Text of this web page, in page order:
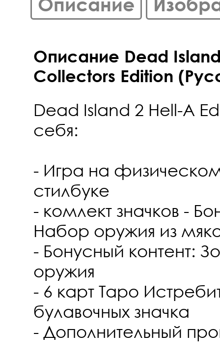
Описание
Описание Dead Island
Collectors Edition
Dead Island 2 Hell-A
себя:
- Игра на
стилбуке
- комлект значков -
Набор оружия из
- Бонусный контент:
оружия
- 6 карт Таро
булавочных значка
- Дополнительный